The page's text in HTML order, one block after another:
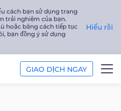
cách bạn sử dụng trang
trải nghiệm của bạn.
hoặc bằng cách tiếp tục
bạn đồng ý sử dụng
Hiểu rồi
GIAO DỊCH NGAY